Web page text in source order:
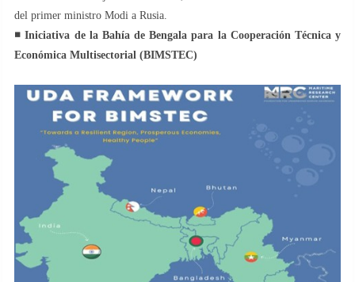
del primer ministro Modi a Rusia.
◾️ Iniciativa de la Bahía de Bengala para la Cooperación Técnica y
Económica Multisectorial (BIMSTEC)